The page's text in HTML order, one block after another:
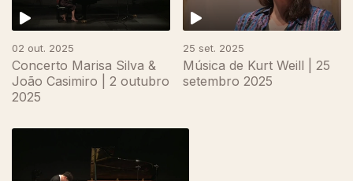
02 out. 2025
Concerto Marisa Silva &
João Casimiro | 2 outubro
2025
25 set. 2025
Música de Kurt Weill | 25
setembro 2025